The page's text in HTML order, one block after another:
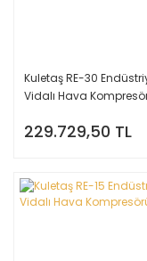
Kuletaş RE-30
Vidalı Hava
229.729,50 TL